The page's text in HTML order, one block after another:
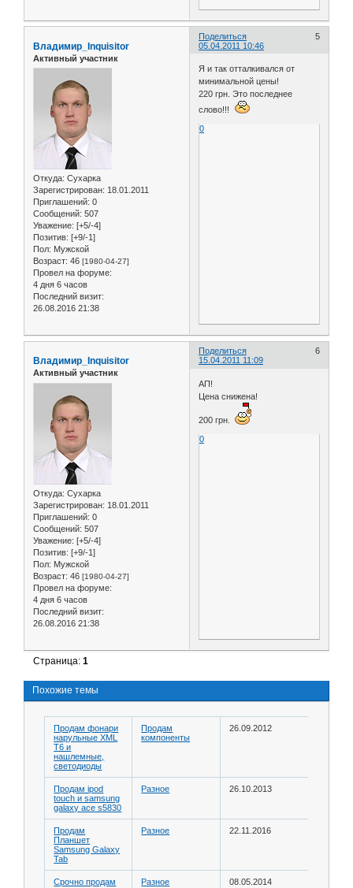
Поделиться
5
05.04.2011 10:46
Владимир_Inquisitor
Активный участник
Откуда: Сухарка
Зарегистрирован: 18.01.2011
Приглашений: 0
Сообщений: 507
Уважение: [+5/-4]
Позитив: [+9/-1]
Пол: Мужской
Возраст: 46 [1980-04-27]
Провел на форуме:
4 дня 6 часов
Последний визит:
26.08.2016 21:38
Я и так отталкивался от
минимальной цены!
220 грн. Это последнее
слово!!!
0
Поделиться
6
15.04.2011 11:09
Владимир_Inquisitor
Активный участник
Откуда: Сухарка
Зарегистрирован: 18.01.2011
Приглашений: 0
Сообщений: 507
Уважение: [+5/-4]
Позитив: [+9/-1]
Пол: Мужской
Возраст: 46 [1980-04-27]
Провел на форуме:
4 дня 6 часов
Последний визит:
26.08.2016 21:38
АП!
Цена снижена!
200 грн.
0
Страница:1
Похожие темы
Продам фонари
нарульные XML
T6 и
нашлемные,
светодиоды
Продам
компоненты
26.09.2012
Продам ipod
touch и samsung
galaxy ace s5830
Разное 26.10.2013
Продам
Планшет
Samsung Galaxy
Tab
Разное 22.11.2016
Срочно продам
Разное 08.05.2014